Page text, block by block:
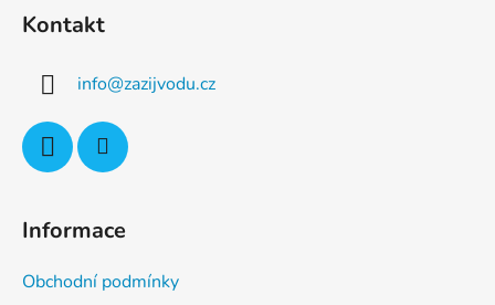
Kontakt
info@zazijvodu.cz
Informace
Obchodní podmínky